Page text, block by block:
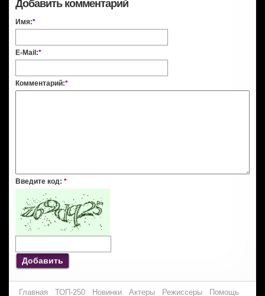
Добавить комментарий
Имя:*
E-Mail:*
Комментарий:*
Введите код: *
Добавить
Главная ТОП-250 Новинки Актеры Режиссеры Помощь